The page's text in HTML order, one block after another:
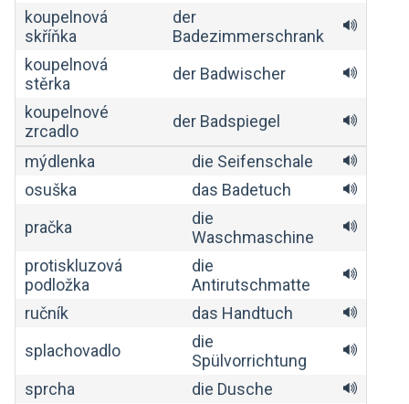
koupelnová
skříňka
der
Badezimmerschrank
koupelnová
stěrka
der Badwischer
koupelnové
zrcadlo
der Badspiegel
mýdlenka
die Seifenschale
osuška
das Badetuch
pračka
die
Waschmaschine
protiskluzová
podložka
die
Antirutschmatte
ručník
das Handtuch
splachovadlo
die
Spülvorrichtung
sprcha
die Dusche